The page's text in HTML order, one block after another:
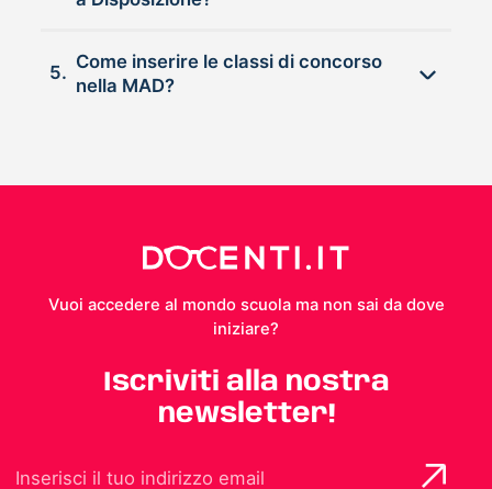
5.
Come inserire le classi di concorso
nella MAD?
Vuoi accedere al mondo scuola ma non sai da dove
iniziare?
Iscriviti alla nostra
newsletter!